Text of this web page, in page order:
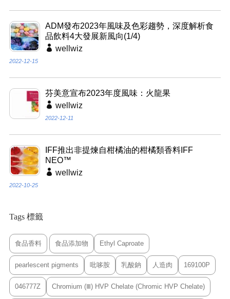
ADM發布2023年風味及色彩趨勢，深度解析食
品飲料4大發展新風向(1/4)
wellwiz
2022-12-15
芬美意宣布2023年度風味：火龍果
wellwiz
2022-12-11
IFF推出非提煉自柑橘油的柑橘類香料IFF
NEO™
wellwiz
2022-10-25
Tags 標籤
食品香料 食品添加物 Ethyl Caproate
pearlescent pigments 吡哆胺 乳酸鈉 人造肉 169100P
046777Z Chromium (Ⅲ) HVP Chelate (Chromic HVP Chelate)